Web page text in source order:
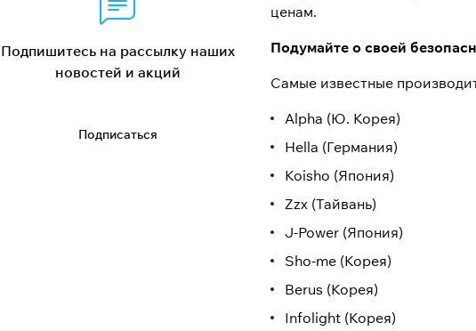
ценам.
Подумайте о своей
Самые известные
Alpha (Ю. Корея)
Hella (Германия)
Koisho (Япония)
Zzx (Тайвань)
J-Power (Япония)
Sho-me (Корея)
Berus (Корея)
Infolight (Корея)
Подпишитесь на рассылку наших
новостей и акций
Подписаться